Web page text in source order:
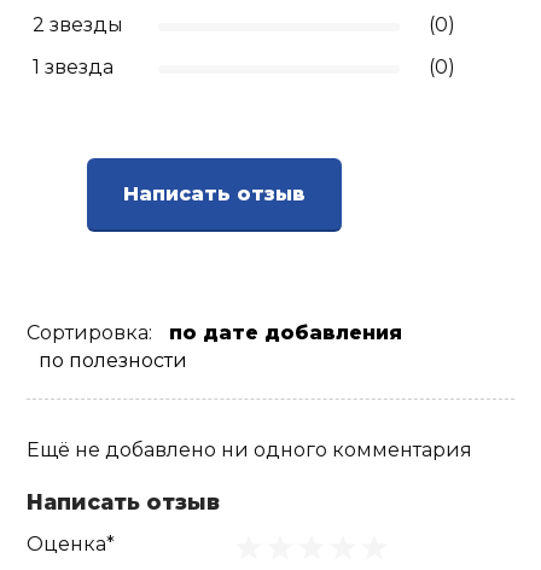
Медболы
2 звезды
(0)
1 звезда
(0)
Написать отзыв
Сортировка:
по дате добавления
по полезности
Ещё не добавлено ни одного комментария
Написать отзыв
Оценка*